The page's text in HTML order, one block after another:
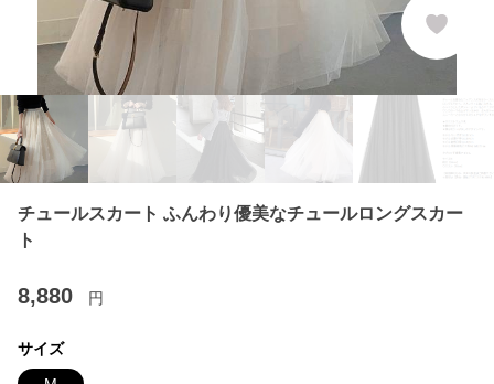
チュールスカート ふんわり優美なチュールロングスカー
ト
8,880 円
サイズ